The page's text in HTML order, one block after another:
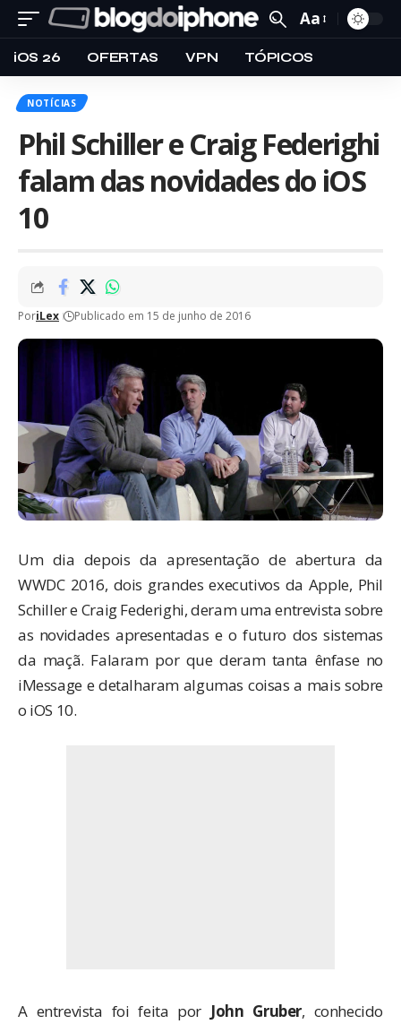
Aa
iOS 26 OFERTAS VPN TÓPICOS
NOTÍCIAS
Phil Schiller e Craig Federighi
falam das novidades do iOS
10
PoriLex Publicado em 15 de junho de 2016
Um dia depois da apresentação de abertura da
WWDC 2016, dois grandes executivos da Apple, Phil
Schiller e Craig Federighi, deram uma entrevista sobre
as novidades apresentadas e o futuro dos sistemas
da maçã. Falaram por que deram tanta ênfase no
iMessage e detalharam algumas coisas a mais sobre
o iOS 10.
A entrevista foi feita por John Gruber, conhecido